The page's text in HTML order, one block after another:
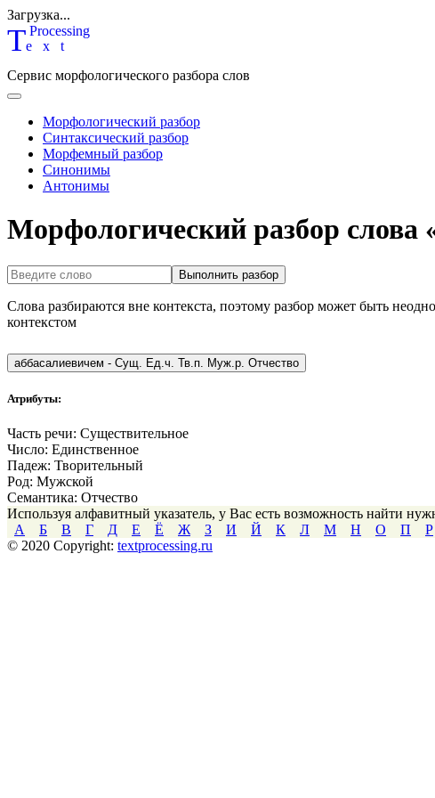
Загрузка...
Text
Processing
Сервис морфологического разбора слов
Морфологический разбор
Синтаксический разбор
Морфемный разбор
Синонимы
Антонимы
Морфологический разбор слова
Выполнить разбор
Слова разбираются вне контекста, поэтому разбор может быть
контекстом
аббасалиевичем - Сущ. Ед.ч. Тв.п. Муж.р. Отчество
Атрибуты:
Часть речи: Существительное
Число: Единственное
Падеж: Творительный
Род: Мужской
Семантика: Отчество
Используя алфавитный указатель, у Вас есть возможность найти
А
Б В Г Д Е Ё Ж З И Й К Л М Н О П Р
© 2020 Copyright: textprocessing.ru